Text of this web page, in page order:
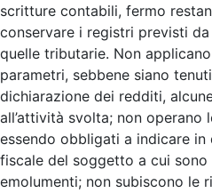
scritture contabili, fermo
conservare i registri previsti
quelle tributarie. Non
parametri, sebbene siano
dichiarazione dei redditi,
all’attività svolta; non operano
essendo obbligati a indicare
fiscale del soggetto a cui
emolumenti; non subiscono le